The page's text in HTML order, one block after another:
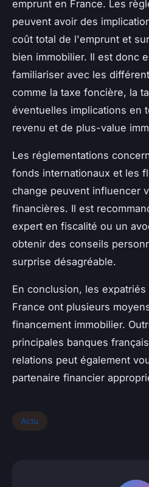
emprunt en France. Les
peuvent avoir des
coût total de l'emprunt et
bien immobilier. Il est donc
familiariser avec les
comme la taxe foncière, la
éventuelles implications en
revenu et de plus-value
Les réglementations
fonds internationaux et les
change peuvent influencer
financières. Il est
expert en fiscalité ou un
obtenir des conseils
surprise désagréable.
En conclusion, les
France ont plusieurs
financement immobilier.
principales banques
relations peut également
partenaire financier
Actu